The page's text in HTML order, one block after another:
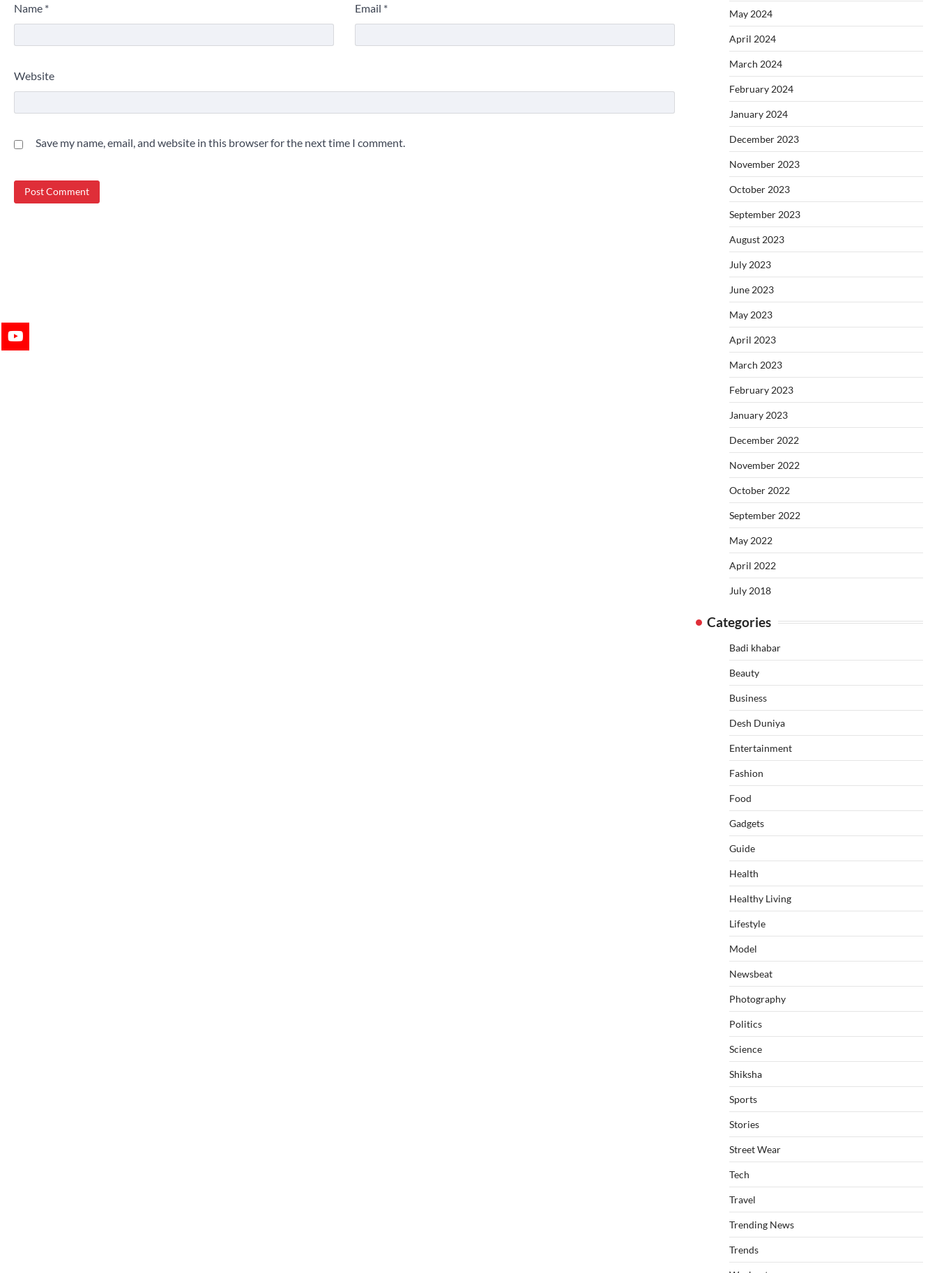
Name * Email *
Website
Save my name, email, and website in this browser for the next time I comment.
May 2024
April 2024
March 2024
February 2024
January 2024
December 2023
November 2023
October 2023
September 2023
August 2023
July 2023
June 2023
May 2023
April 2023
March 2023
February 2023
January 2023
December 2022
November 2022
October 2022
September 2022
May 2022
April 2022
July 2018
Categories
Badi khabar
Beauty
Business
Desh Duniya
Entertainment
Fashion
Food
Gadgets
Guide
Health
Healthy Living
Lifestyle
Model
Newsbeat
Photography
Politics
Science
Shiksha
Sports
Stories
Street Wear
Tech
Travel
Trending News
Trends